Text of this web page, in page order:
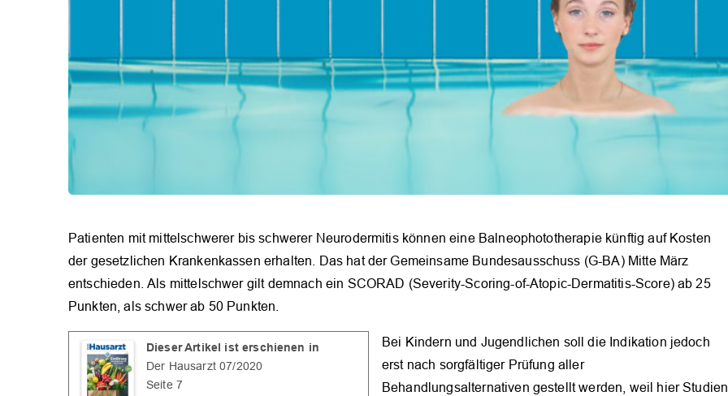
Patienten mit mittelschwerer bis schwerer Neurodermitis können eine Balneophototherapie künftig auf Kosten
der gesetzlichen Krankenkassen erhalten. Das hat der Gemeinsame Bundesausschuss (G-BA) Mitte März
entschieden. Als mittelschwer gilt demnach ein SCORAD (Severity-Scoring-of-Atopic-Dermatitis-Score) ab 25
Punkten, als schwer ab 50 Punkten.
Dieser Artikel ist erschienen in
Der Hausarzt 07/2020
Seite 7
Bei Kindern und Jugendlichen soll die Indikation jedoch
erst nach sorgfältiger Prüfung aller
Behandlungsalternativen gestellt werden, weil hier Studien